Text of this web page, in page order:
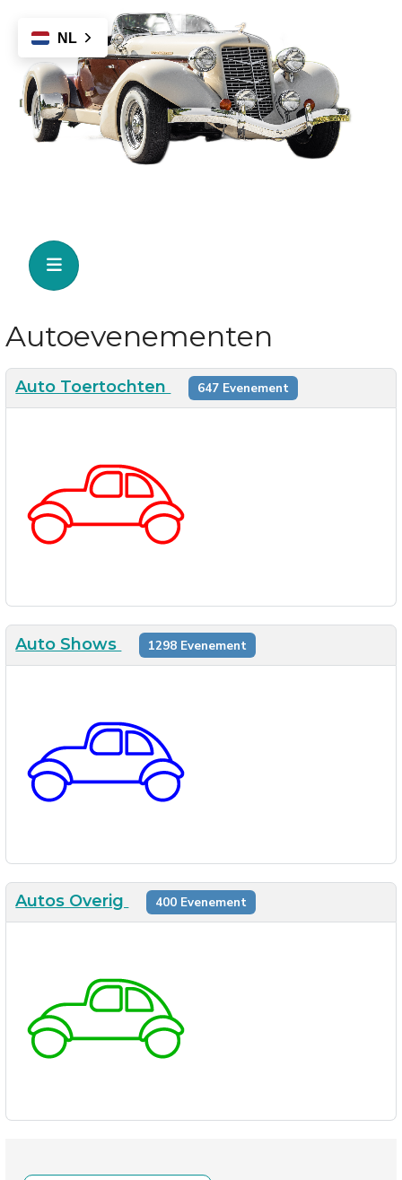
NL
Autoevenementen
Auto Toertochten 647 Evenement
Auto Shows 1298 Evenement
Autos Overig 400 Evenement